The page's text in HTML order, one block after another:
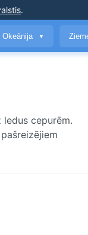
.
Okeānija ▼
cepurēm.